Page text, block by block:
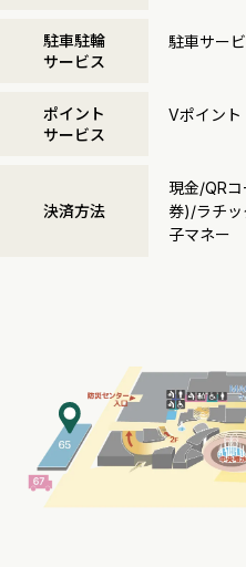
駐車駐輪
サービス
駐車サー
ポイント
サービス
Vポイント
決済方法
現金/QR
券)/ラチ
子マネー